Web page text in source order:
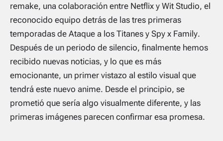
remake, una colaboración entre Netflix y Wit Studio, el
reconocido equipo detrás de las tres primeras
temporadas de Ataque a los Titanes y Spy x Family.
Después de un periodo de silencio, finalmente hemos
recibido nuevas noticias, y lo que es más
emocionante, un primer vistazo al estilo visual que
tendrá este nuevo anime. Desde el principio, se
prometió que sería algo visualmente diferente, y las
primeras imágenes parecen confirmar esa promesa.